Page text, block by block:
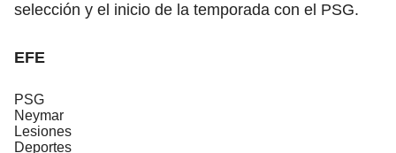
selección y el inicio de la temporada con el PSG.
EFE
PSG
Neymar
Lesiones
Deportes